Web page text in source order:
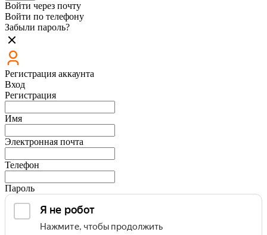
Войти через почту
Войти по телефону
Забыли пароль?
Регистрация аккаунта
Вход
Регистрация
Имя
Электронная почта
Телефон
Пароль